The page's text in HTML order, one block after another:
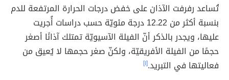
تُساعد رفرفت الآذان على خفض درجات الحرارة المرتفعة للدم
بنسبة أكثر من 12.22 درجة مئويّة حسب دراسات أُجريت
عليها، ويجدر بالذكر أنّ الفيلة الآسيويّة تمتلك آذانًا أصغر
حجمًا من الفيلة الأفريقيّة، ولكنّ صغر حجمها لا يُعيق من
فعاليتها في التبريد.[١]